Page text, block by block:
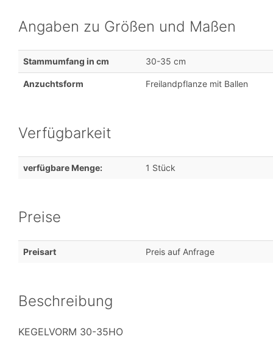
Angaben zu Größen und Maßen
Stammumfang in cm 30-35 cm
Anzuchtsform Freilandpflanze mit Ballen
Verfügbarkeit
verfügbare Menge: 1 Stück
Preise
Preisart Preis auf Anfrage
Beschreibung
KEGELVORM 30-35HO